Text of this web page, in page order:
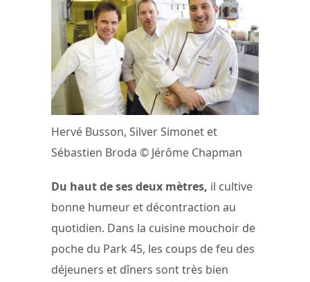
Hervé Busson, Silver Simonet et
Sébastien Broda © Jérôme Chapman
Du haut de ses deux mètres, il cultive
bonne humeur et décontraction au
quotidien. Dans la cuisine mouchoir de
poche du Park 45, les coups de feu des
déjeuners et dîners sont très bien